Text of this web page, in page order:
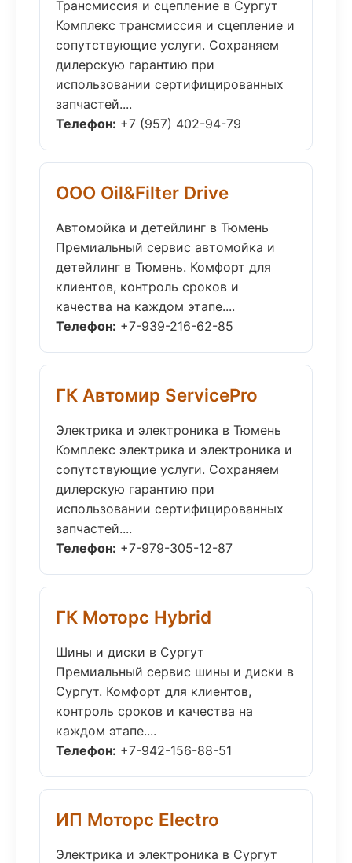
Трансмиссия и сцепление в Сургут
Комплекс трансмиссия и сцепление и
сопутствующие услуги. Сохраняем
дилерскую гарантию при
использовании сертифицированных
запчастей....
Телефон: +7 (957) 402-94-79
ООО Oil&Filter Drive
Автомойка и детейлинг в Тюмень
Премиальный сервис автомойка и
детейлинг в Тюмень. Комфорт для
клиентов, контроль сроков и
качества на каждом этапе....
Телефон: +7-939-216-62-85
ГК Автомир ServicePro
Электрика и электроника в Тюмень
Комплекс электрика и электроника и
сопутствующие услуги. Сохраняем
дилерскую гарантию при
использовании сертифицированных
запчастей....
Телефон: +7-979-305-12-87
ГК Моторс Hybrid
Шины и диски в Сургут
Премиальный сервис шины и диски в
Сургут. Комфорт для клиентов,
контроль сроков и качества на
каждом этапе....
Телефон: +7-942-156-88-51
ИП Моторс Electro
Электрика и электроника в Сургут